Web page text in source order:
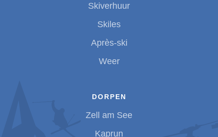
Skiverhuur
Skiles
Après-ski
Weer
DORPEN
Zell am See
Kaprun